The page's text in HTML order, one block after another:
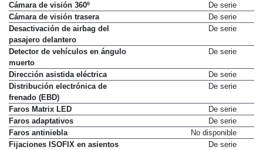
Cámara de visión 360º
De serie
Cámara de visión trasera
De serie
Desactivación de airbag del
pasajero delantero
De serie
Detector de vehículos en ángulo
muerto
De serie
Dirección asistida eléctrica
De serie
Distribución electrónica de
frenado (EBD)
De serie
Faros Matrix LED
De serie
Faros adaptativos
De serie
Faros antiniebla
No disponible
Fijaciones ISOFIX en asientos
De serie